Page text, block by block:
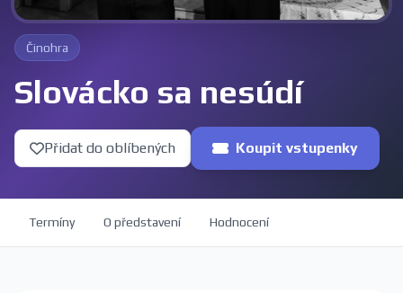
Činohra
Slovácko sa nesúdí
Přidat do oblíbených Koupit vstupenky
Termíny O představení Hodnocení